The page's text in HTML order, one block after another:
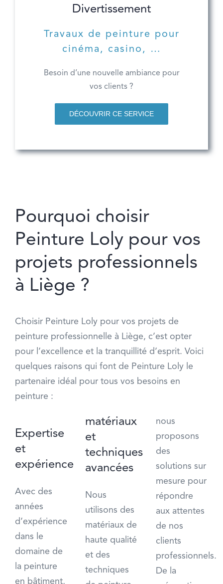
Divertissement
Travaux de peinture pour
cinéma, casino, …
Besoin d’une nouvelle ambiance pour
vos clients ?
DÉCOUVRIR CE SERVICE
Pourquoi choisir
Peinture Loly pour vos
projets professionnels
à Liège ?
Choisir Peinture Loly pour vos projets de
peinture professionnelle à Liège, c’est opter
pour l’excellence et la tranquillité d’esprit. Voici
quelques raisons qui font de Peinture Loly le
partenaire idéal pour tous vos besoins en
peinture :
Expertise
et
expérience
Avec des
années
d’expérience
dans le
domaine de
la peinture
en bâtiment,
matériaux
et
techniques
avancées
Nous
utilisons des
matériaux de
haute qualité
et des
techniques
nous
proposons
des
solutions sur
mesure pour
répondre
aux attentes
de nos
clients
professionnels.
De la